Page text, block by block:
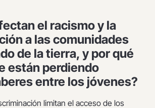
el racismo y la
a las comunidades
de la tierra, y por qué
están perdiendo
entre los jóvenes?
limitan el acceso de los